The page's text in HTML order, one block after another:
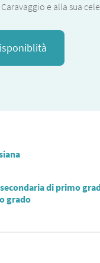
e alla sua
di primo
grado